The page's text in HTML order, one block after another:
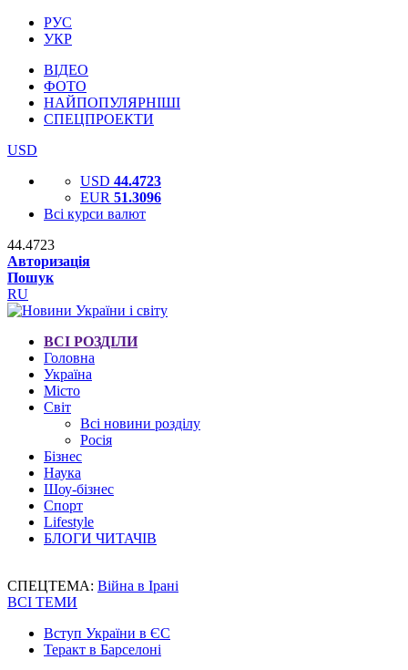
РУС
УКР
ВІДЕО
ФОТО
НАЙПОПУЛЯРНІШІ
СПЕЦПРОЕКТИ
USD
USD 44.4723
EUR 51.3096
Всі курси валют
44.4723
Авторизація
Пошук
RU
ВСІ РОЗДІЛИ
Головна
Україна
Місто
Світ
Всі новини розділу
Росія
Бізнес
Наука
Шоу-бізнес
Спорт
Lifestyle
БЛОГИ ЧИТАЧІВ
СПЕЦТЕМА: Війна в Ірані
ВСІ ТЕМИ
Вступ України в ЄС
Теракт в Барселоні